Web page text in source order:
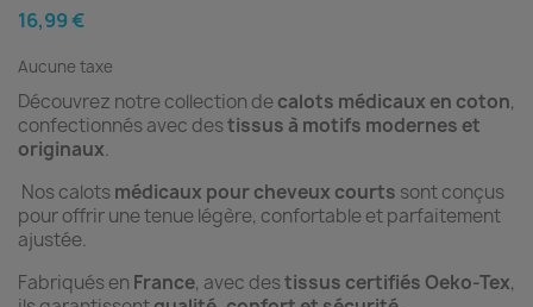
16,99 €
Aucune taxe
Découvrez notre collection decalots médicaux en coton,
confectionnés avec destissus à motifs modernes et
originaux.
Nos calotsmédicaux pour cheveux courts sont conçus
pour offrir une tenue légère, confortable et parfaitement
ajustée.
Fabriqués en France, avec destissus certifiés Oeko-Tex,